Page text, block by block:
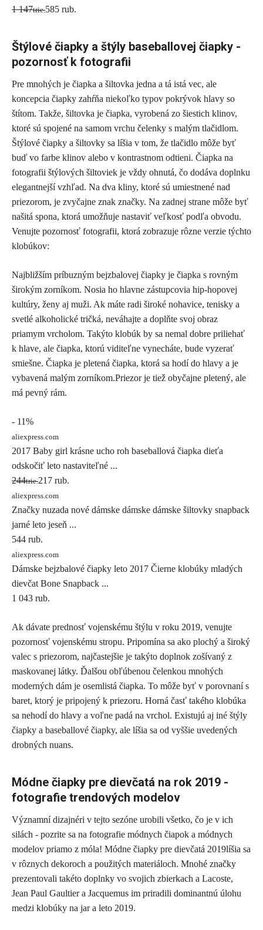
1 147trie.585 rub.
Štýlové čiapky a štýly baseballovej čiapky -
pozornosť k fotografii
Pre mnohých je čiapka a šiltovka jedna a tá istá vec, ale
koncepcia čiapky zahŕňa niekoľko typov pokrývok hlavy so
štítom. Takže, šiltovka je čiapka, vyrobená zo šiestich klinov,
ktoré sú spojené na samom vrchu čelenky s malým tlačidlom.
Štýlové čiapky a šiltovky sa líšia v tom, že tlačidlo môže byť
buď vo farbe klinov alebo v kontrastnom odtieni. Čiapka na
fotografii štýlových šiltoviek je vždy ohnutá, čo dodáva doplnku
elegantnejší vzhľad. Na dva kliny, ktoré sú umiestnené nad
priezorom, je zvyčajne znak značky. Na zadnej strane môže byť
našitá spona, ktorá umožňuje nastaviť veľkosť podľa obvodu.
Venujte pozornosť fotografii, ktorá zobrazuje rôzne verzie týchto
klobúkov:
Najbližším príbuzným bejzbalovej čiapky je čiapka s rovným
širokým zorníkom. Nosia ho hlavne zástupcovia hip-hopovej
kultúry, ženy aj muži. Ak máte radi široké nohavice, tenisky a
svetlé alkoholické tričká, neváhajte a doplňte svoj obraz
priamym vrcholom. Takýto klobúk by sa nemal dobre priliehať
k hlave, ale čiapka, ktorú viditeľne vynecháte, bude vyzerať
smiešne. Čiapka je pletená čiapka, ktorá sa hodí do hlavy a je
vybavená malým zorníkom.Priezor je tiež obyčajne pletený, ale
má pevný rám.
- 11%
aliexpress.com
2017 Baby girl krásne ucho roh baseballová čiapka dieťa
odskočiť leto nastaviteľné ...
244trie.217 ​​rub.
aliexpress.com
Značky nuzada nové dámske dámske dámske šiltovky snapback
jarné leto jeseň ...
544 rub.
aliexpress.com
Dámske bejzbalové čiapky leto 2017 Čierne klobúky mladých
dievčat Bone Snapback ...
1 043 rub.
Ak dávate prednosť vojenskému štýlu v roku 2019, venujte
pozornosť vojenskému stropu. Pripomína sa ako plochý a široký
valec s priezorom, najčastejšie je takýto doplnok zošívaný z
maskovanej látky. Ďalšou obľúbenou čelenkou mnohých
moderných dám je osemlistá čiapka. To môže byť v porovnaní s
baret, ktorý je pripojený k priezoru. Horná časť takého klobúka
sa nehodí do hlavy a voľne padá na vrchol. Existujú aj iné štýly
čiapky a baseballové čiapky, ale líšia sa od vyššie uvedených
drobných nuans.
Módne čiapky pre dievčatá na rok 2019 -
fotografie trendových modelov
Významní dizajnéri v tejto sezóne urobili všetko, čo je v ich
silách - pozrite sa na fotografie módnych čiapok a módnych
modelov priamo z móla! Módne čiapky pre dievčatá 2019líšia sa
v rôznych dekoroch a použitých materiáloch. Mnohé značky
prezentovali takéto doplnky vo svojich zbierkach a Lacoste,
Jean Paul Gaultier a Jacquemus im priradili dominantnú úlohu
medzi klobúky na jar a leto 2019.